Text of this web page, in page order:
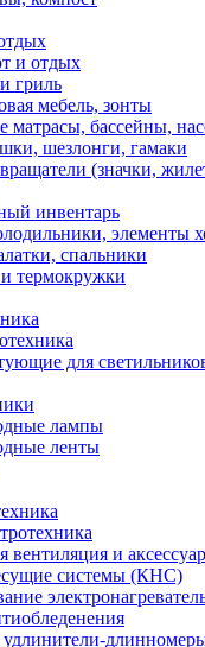
и отдых
гриль
мебель, зонты
матрасы, бассейны,
шезлонги, гамаки
(значки,
инвентарь
элементы
спальники
термокружки
для
лампы
ленты
вентиляция и
системы (КНС)